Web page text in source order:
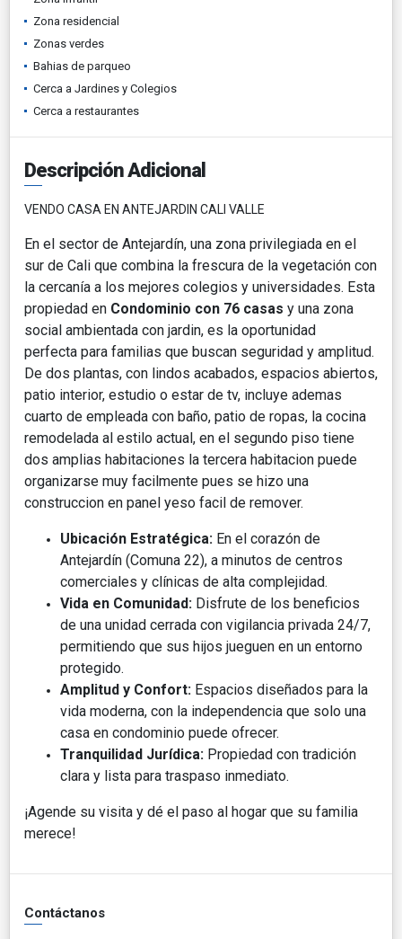
Zona residencial
Zonas verdes
Bahias de parqueo
Cerca a Jardines y Colegios
Cerca a restaurantes
Descripción Adicional
VENDO CASA EN ANTEJARDIN CALI VALLE
En el sector de Antejardín, una zona privilegiada en el
sur de Cali que combina la frescura de la vegetación con
la cercanía a los mejores colegios y universidades. Esta
propiedad en Condominio con 76 casas y una zona
social ambientada con jardin, es la oportunidad
perfecta para familias que buscan seguridad y amplitud.
De dos plantas, con lindos acabados, espacios abiertos,
patio interior, estudio o estar de tv, incluye ademas
cuarto de empleada con baño, patio de ropas, la cocina
remodelada al estilo actual, en el segundo piso tiene
dos amplias habitaciones la tercera habitacion puede
organizarse muy facilmente pues se hizo una
construccion en panel yeso facil de remover.
Ubicación Estratégica: En el corazón de
Antejardín (Comuna 22), a minutos de centros
comerciales y clínicas de alta complejidad.
Vida en Comunidad: Disfrute de los beneficios
de una unidad cerrada con vigilancia privada 24/7,
permitiendo que sus hijos jueguen en un entorno
protegido.
Amplitud y Confort: Espacios diseñados para la
vida moderna, con la independencia que solo una
casa en condominio puede ofrecer.
Tranquilidad Jurídica: Propiedad con tradición
clara y lista para traspaso inmediato.
¡Agende su visita y dé el paso al hogar que su familia
merece!
Contáctanos